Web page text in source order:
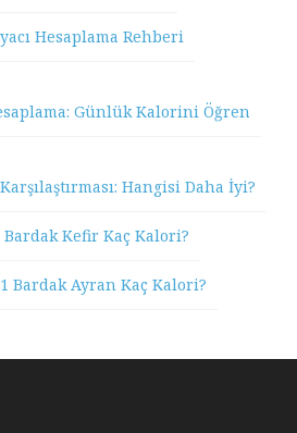
Hesaplama Rehberi
Günlük Kalorini Öğren
Hangisi Daha İyi?
Kefir Kaç Kalori?
Bardak Ayran Kaç Kalori?